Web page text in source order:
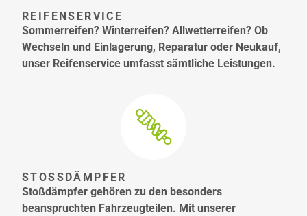
REIFENSERVICE
Sommerreifen? Winterreifen? Allwetterreifen? Ob
Wechseln und Einlagerung, Reparatur oder Neukauf,
unser Reifenservice umfasst sämtliche Leistungen.
STOSSDÄMPFER
Stoßdämpfer gehören zu den besonders
beanspruchten Fahrzeugteilen. Mit unserer